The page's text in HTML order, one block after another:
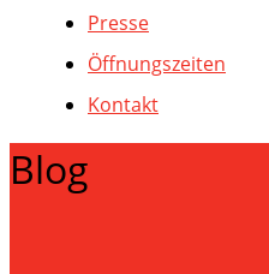
Presse
Öffnungszeiten
Kontakt
Blog